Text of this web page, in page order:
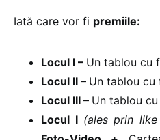
Iată care vor fi premiile:
Locul I – Un tablou cu
Locul II – Un tablou cu
Locul III – Un tablou
Locul I (ales prin